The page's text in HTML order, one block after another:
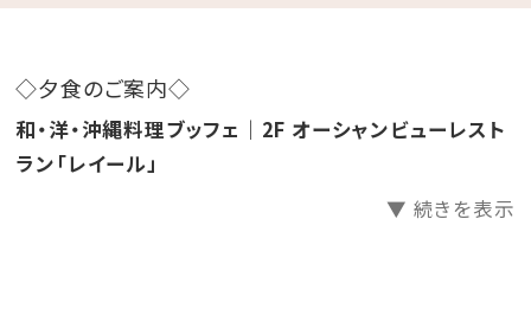
※不定休となりますので、店舗の営業については、
ださい。
※ご滞在中に『ピエノマジェラート』が休業日でご利用
いただけない場合は、
ホテル内で使える500円チケットをお渡しいたします。
◇夕食のご案内◇
和・洋・沖縄料理ブッフェ｜2F オーシャンビューレスト
ラン「レイール」
▼ 続きを表示